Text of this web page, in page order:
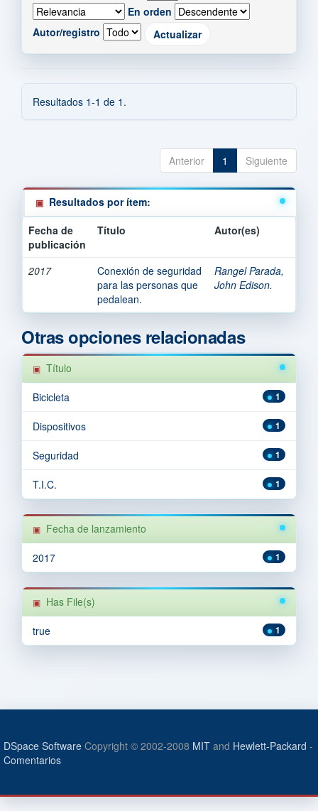
En orden
Autor/registro
Resultados 1-1 de 1.
Anterior 1 Siguiente
Resultados por ítem:
Fecha de
publicación
Título Autor(es)
2017
Conexión de seguridad
para las personas que
pedalean.
Rangel Parada,
John Edison.
Otras opciones relacionadas
Título
1
Bicicleta
1
Dispositivos
1
Seguridad
1
T.I.C.
Fecha de lanzamiento
1
2017
Has File(s)
1
true
DSpace Software Copyright © 2002-2008 MIT and Hewlett-Packard -
Comentarios